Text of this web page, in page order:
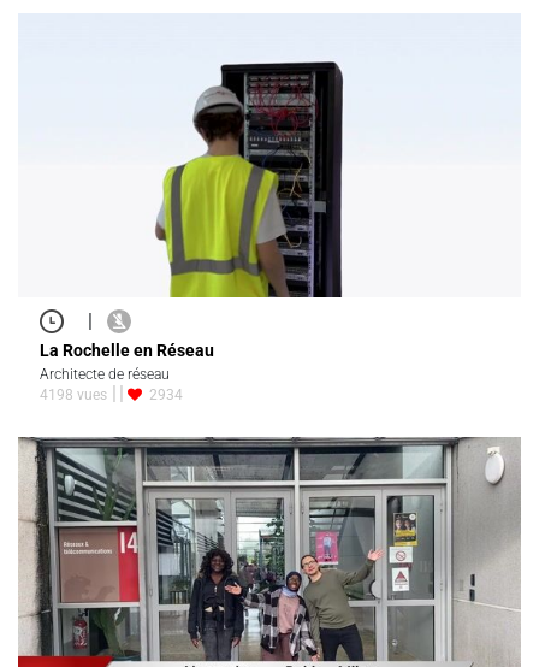
|
La Rochelle en Réseau
Architecte de réseau
4198 vues
2934